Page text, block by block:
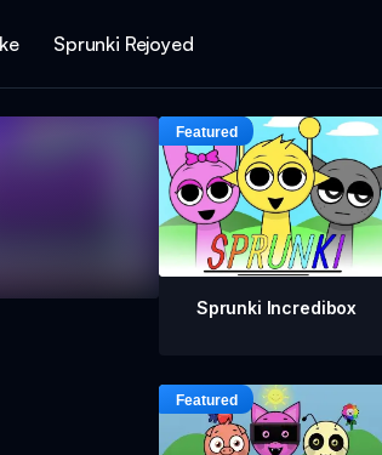
Sprunki Rejoyed
Sprunki Incredibox